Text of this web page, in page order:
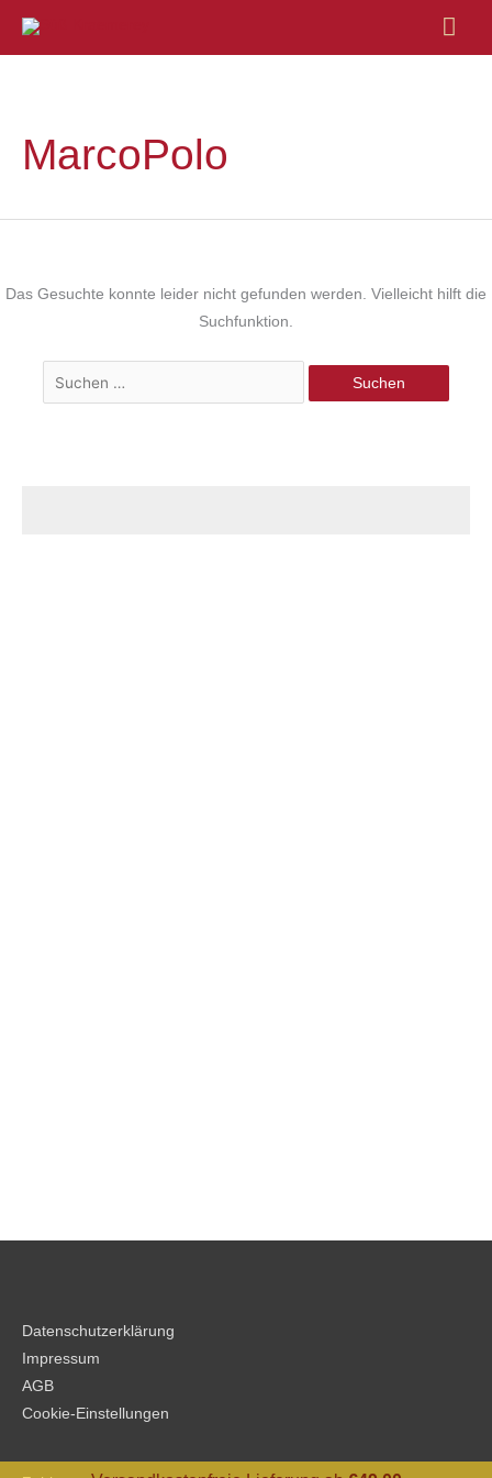
MarcoPolo
Das Gesuchte konnte leider nicht gefunden werden. Vielleicht hilft die
Suchfunktion.
Datenschutzerklärung
Impressum
AGB
Cookie-Einstellungen